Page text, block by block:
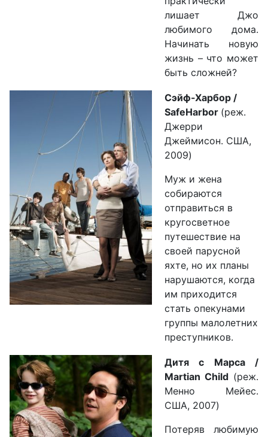
лишает Джо
любимого дома.
Начинать новую
жизнь – что может
быть сложней?
Сэйф-Харбор /
SafeHarbor (реж.
Джерри
Джеймисон. США,
2009)
Муж и жена
собираются
отправиться в
кругосветное
путешествие на
своей парусной
яхте, но их планы
нарушаются, когда
им приходится
стать опекунами
группы малолетних
преступников.
Дитя с Марса /
Martian Child (реж.
Менно Мейес.
США, 2007)
Потеряв любимую